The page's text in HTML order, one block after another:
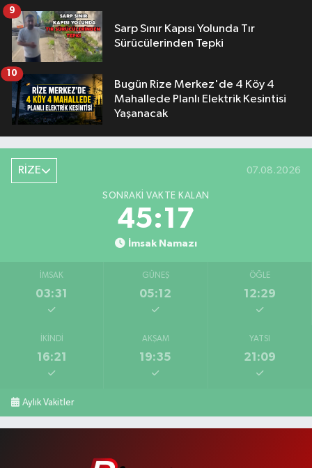
Sarp Sınır Kapısı Yolunda Tır
Sürücülerinden Tepki
9
Bugün Rize Merkez'de 4 Köy 4
Mahallede Planlı Elektrik Kesintisi
Yaşanacak
10
RİZE 07.08.2026
SONRAKI VAKTE KALAN
45:17
İmsak Namazı
İMSAK
03:31
GÜNEŞ
05:12
ÖĞLE
12:29
İKINDI
16:21
AKŞAM
19:35
YATSI
21:09
Aylık Vakitler